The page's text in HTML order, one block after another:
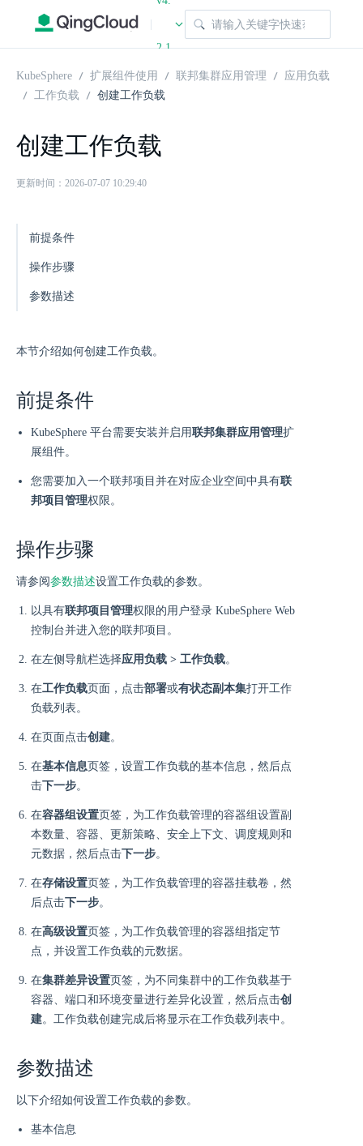
|
2.1
KubeSphere 扩展组件使用 联邦集群应用管理
应用负载
工作负载
创建工作负载
创建工作负载
更新时间：2026-07-07 10:29:40
前提条件
操作步骤
参数描述
本节介绍如何创建工作负载。
前提条件
KubeSphere 平台需要安装并启用联邦集群应用管理扩
展组件。
您需要加入一个联邦项目并在对应企业空间中具有联
邦项目管理权限。
操作步骤
请参阅参数描述设置工作负载的参数。
以具有联邦项目管理权限的用户登录 KubeSphere Web
控制台并进入您的联邦项目。
在左侧导航栏选择应用负载 > 工作负载。
在工作负载页面，点击部署或有状态副本集打开工作
负载列表。
在页面点击创建。
在基本信息页签，设置工作负载的基本信息，然后点
击下一步。
在容器组设置页签，为工作负载管理的容器组设置副
本数量、容器、更新策略、安全上下文、调度规则和
元数据，然后点击下一步。
在存储设置页签，为工作负载管理的容器挂载卷，然
后点击下一步。
在高级设置页签，为工作负载管理的容器组指定节
点，并设置工作负载的元数据。
在集群差异设置页签，为不同集群中的工作负载基于
容器、端口和环境变量进行差异化设置，然后点击创
建。工作负载创建完成后将显示在工作负载列表中。
参数描述
以下介绍如何设置工作负载的参数。
基本信息